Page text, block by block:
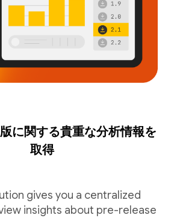
に関する貴重な分析情報を
取得
gives you a centralized
insights about pre-release